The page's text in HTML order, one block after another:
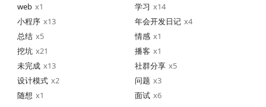
web
1 学习
14
小程序
13 年会开发日记
4
总结
5 情感
1
挖坑
21 播客
1
未完成
13 社群分享
5
设计模式
2 问题
3
随想
1 面试 6